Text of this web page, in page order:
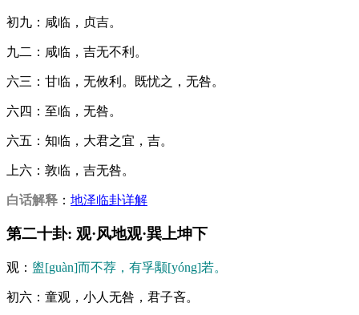
初九：咸临，贞吉。
九二：咸临，吉无不利。
六三：甘临，无攸利。既忧之，无咎。
六四：至临，无咎。
六五：知临，大君之宜，吉。
上六：敦临，吉无咎。
白话解释 ： 地泽临卦详解
第二十卦: 观·风地观·巽上坤下
观： 盥[guàn]而不荐，有孚颙[yóng]若。
初六：童观，小人无咎，君子吝。